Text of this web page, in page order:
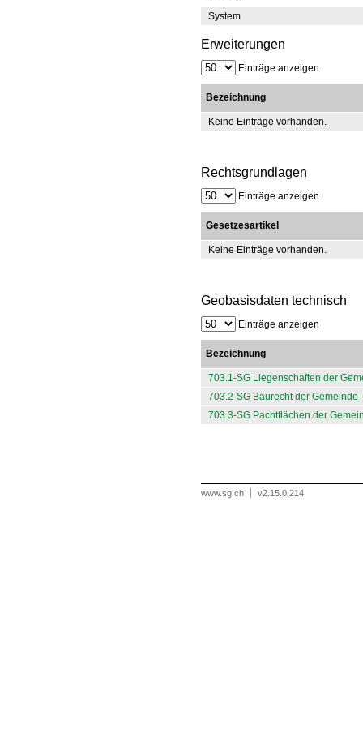
System
Erweiterungen
Einträge anzeigen
Bezeichnung
Keine Einträge vorhanden.
Rechtsgrundlagen
Einträge anzeigen
Gesetzesartikel
Keine Einträge vorhanden.
Geobasisdaten technisch
Einträge anzeigen
Bezeichnung
703.1-SG Liegenschaften der
703.2-SG Baurecht der Gemeinde
703.3-SG Pachtflächen der
www.sg.ch v2.15.0.214